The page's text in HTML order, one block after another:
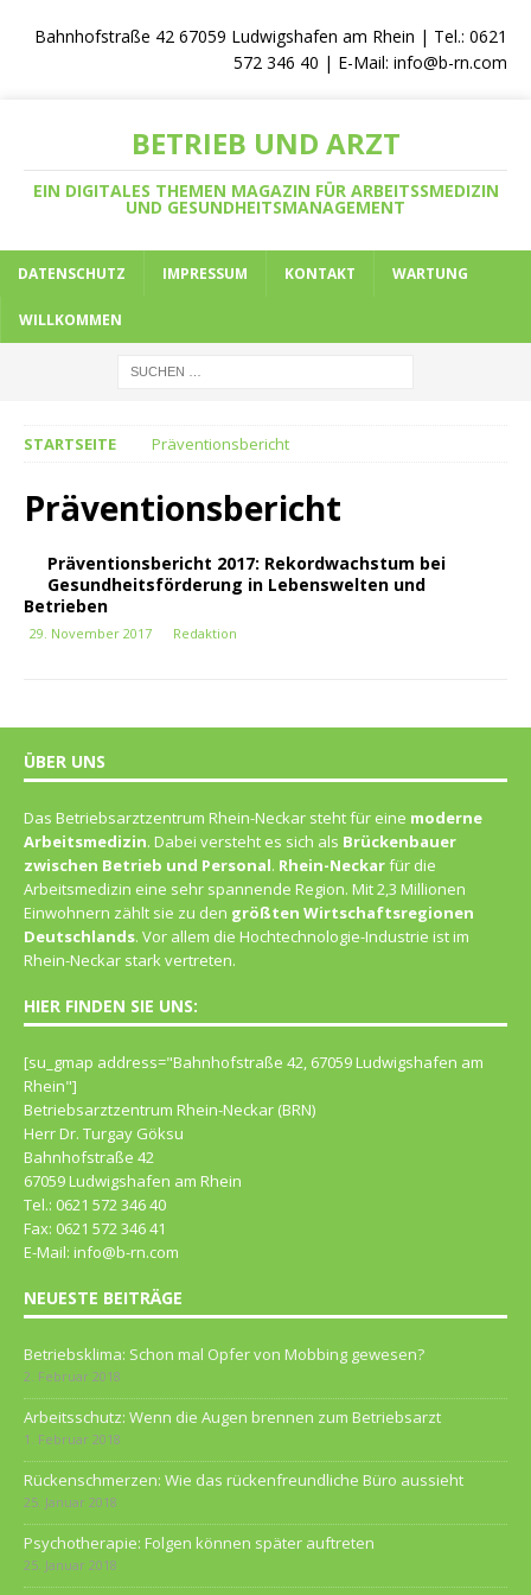
Bahnhofstraße 42 67059 Ludwigshafen am Rhein | Tel.: 0621
572 346 40 | E-Mail: info@b-rn.com
BETRIEB UND ARZT
EIN DIGITALES THEMEN MAGAZIN FÜR ARBEITSSMEDIZIN
UND GESUNDHEITSMANAGEMENT
DATENSCHUTZ IMPRESSUM KONTAKT WARTUNG
WILLKOMMEN
STARTSEITE Präventionsbericht
Präventionsbericht
Präventionsbericht 2017: Rekordwachstum bei
Gesundheitsförderung in Lebenswelten und
Betrieben
29. November 2017 Redaktion
ÜBER UNS
Das Betriebsarztzentrum Rhein-Neckar steht für eine moderne
Arbeitsmedizin. Dabei versteht es sich als Brückenbauer
zwischen Betrieb und Personal. Rhein-Neckarfür die
Arbeitsmedizin eine sehr spannende Region. Mit 2,3 Millionen
Einwohnern zählt sie zu den größten Wirtschaftsregionen
Deutschlands. Vor allem die Hochtechnologie-Industrie ist im
Rhein-Neckar stark vertreten.
HIER FINDEN SIE UNS:
[su_gmap address="Bahn­hof­straße 42, 67059 Lud­wigs­ha­fen am
Rhein"]
Betriebsarztzentrum Rhein-Neckar (BRN)
Herr Dr. Turgay Göksu
Bahnhofstraße 42
67059 Ludwigshafen am Rhein
Tel.: 0621 572 346 40
Fax: 0621 572 346 41
E-Mail: info@b-rn.com
NEUESTE BEITRÄGE
Betriebsklima: Schon mal Opfer von Mobbing gewesen?
2. Februar 2018
Arbeitsschutz: Wenn die Augen brennen zum Betriebsarzt
1. Februar 2018
Rückenschmerzen: Wie das rückenfreundliche Büro aussieht
25. Januar 2018
Psychotherapie: Folgen können später auftreten
25. Januar 2018